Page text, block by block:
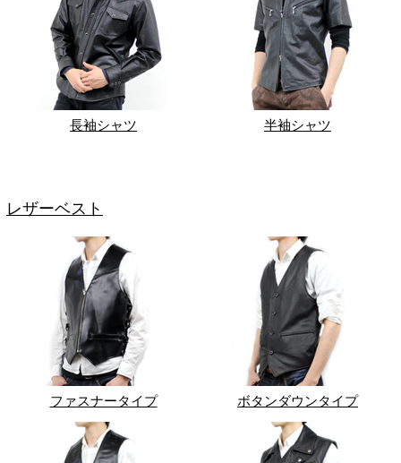
長袖シャツ 半袖シャツ
レザーベスト
ファスナータイプ ボタンダウンタイプ